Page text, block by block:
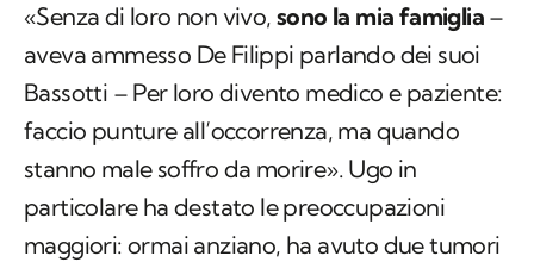
«Senza di loro non vivo, sono la mia famiglia –
aveva ammesso De Filippi parlando dei suoi
Bassotti – Per loro divento medico e paziente:
faccio punture all’occorrenza, ma quando
stanno male soffro da morire». Ugo in
particolare ha destato le preoccupazioni
maggiori: ormai anziano, ha avuto due tumori